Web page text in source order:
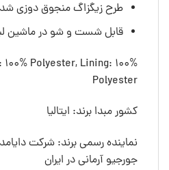
طرح زیگزاگ منجوق دوزی
قابل شست و شو در ماشین
Polyester, Lining: 100%
Polyester
کشور مبدا برند: ایتالیا
نماینده رسمی برند: شرکت
جورجیو آرمانی در ایران